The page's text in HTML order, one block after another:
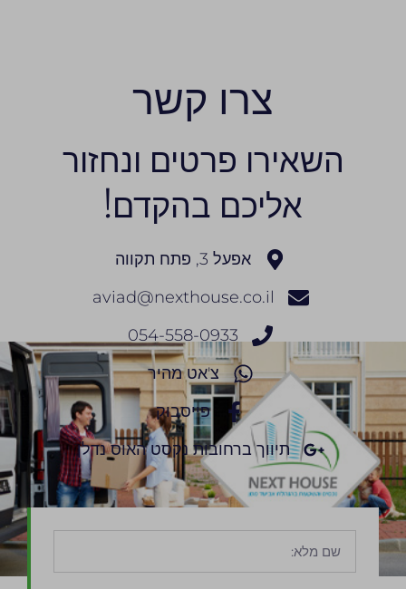
צרו קשר
השאירו פרטים ונחזור
אליכם בהקדם!
אפעל 3, פתח תקווה
aviad@nexthouse.co.il
054-558-0933
צ'אט מהיר
פייסבוק
תיווך ברחובות נקסט האוס נדלן